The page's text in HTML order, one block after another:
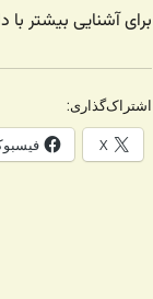
برای آشنایی بیشتر
اشتراک‌گذاری:
X